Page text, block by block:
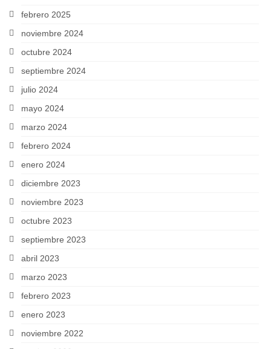
febrero 2025
noviembre 2024
octubre 2024
septiembre 2024
julio 2024
mayo 2024
marzo 2024
febrero 2024
enero 2024
diciembre 2023
noviembre 2023
octubre 2023
septiembre 2023
abril 2023
marzo 2023
febrero 2023
enero 2023
noviembre 2022